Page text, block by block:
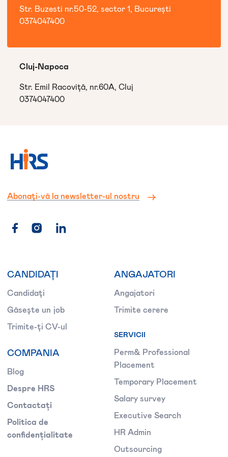
Str. Buzesti nr.50-52, sector 1, București
0374047400
Cluj-Napoca
Str. Emil Racoviță, nr.60A, Cluj
0374047400
Abonați-vă la newsletter-ul nostru
CANDIDAȚI
Candidați
Găsește un job
Trimite-ți CV-ul
COMPANIA
Blog
Despre HRS
Contactați
Politica de
confidențialitate
ANGAJATORI
Angajatori
Trimite cerere
SERVICII
Perm& Professional
Placement
Temporary Placement
Salary survey
Executive Search
HR Admin
Outsourcing